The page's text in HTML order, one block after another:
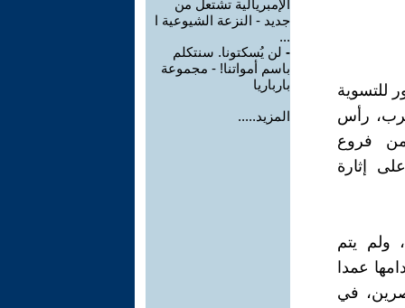
للتسوية
رأس
فروع
إثارة
ولم يتم
عمدا
منتصرين، في
الإمبريالية تشتعل من
جديد - النزعة الشيوعية ا
...
- لن يُسكتونا. سنتكلم
باسم أمواتنا! - مجموعة
بارباريا
المزيد.....